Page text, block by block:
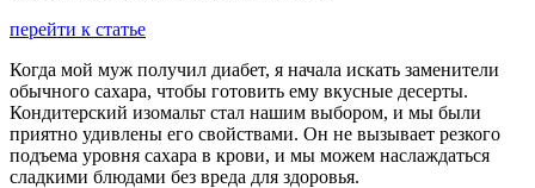
перейти к статье
Когда мой муж получил диабет, я начала искать заменители
обычного сахара, чтобы готовить ему вкусные десерты.
Кондитерский изомальт стал нашим выбором, и мы были
приятно удивлены его свойствами. Он не вызывает резкого
подъема уровня сахара в крови, и мы можем наслаждаться
сладкими блюдами без вреда для здоровья.